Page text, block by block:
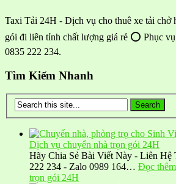
Taxi Tải 24H - Dịch vụ cho thuê xe tải chở
gói đi liên tỉnh chất lượng giá rẻ ⭕ Phục
0835 222 234.
Tìm Kiếm Nhanh
Dịch vụ chuyển nhà trọn gói 24H
Hãy Chia Sẻ Bài Viết Này - Liên Hệ
222 234 - Zalo 0989 164… Đọc thêm
trọn gói 24H